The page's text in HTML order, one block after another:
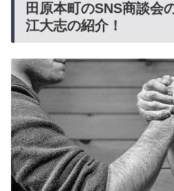
田原本町のSNS商談会
江大志の紹介！